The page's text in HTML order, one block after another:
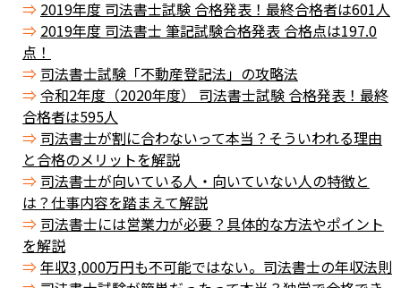
2019年度 司法書士試験 合格発表！最終合格者は601人
2019年度 司法書士 筆記試験合格発表 合格点は197.0
点！
司法書士試験「不動産登記法」の攻略法
令和2年度（2020年度） 司法書士試験 合格発表！最終
合格者は595人
司法書士が割に合わないって本当？そういわれる理由
と合格のメリットを解説
司法書士が向いている人・向いていない人の特徴と
は？仕事内容を踏まえて解説
司法書士には営業力が必要？具体的な方法やポイント
を解説
年収3,000万円も不可能ではない。司法書士の年収法則